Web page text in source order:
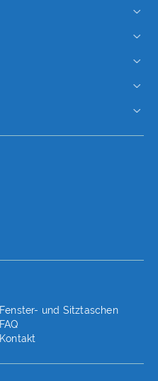
Fenster- und Sitztaschen
FAQ
Kontakt